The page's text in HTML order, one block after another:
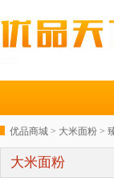
优品商城 > 大米面粉 >
大米面粉